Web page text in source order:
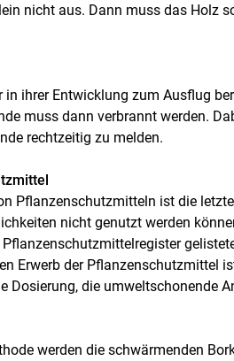
nicht aus. Dann muss das Holz
in ihrer Entwicklung zum Ausflug
muss dann verbrannt werden.
rechtzeitig zu melden.
Pflanzenschutzmitteln ist die
nicht genutzt werden
Erwerb der Pflanzenschutzmittel
Dosierung, die umweltschonende
werden die schwärmenden